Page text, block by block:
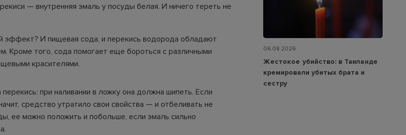
— внутренняя эмаль у посуды белая. И ничего тереть не
эффект? И пищевая сода, и перекись водорода обладают
Кроме того, сода помогает еще бороться с различными
красителями.
при наливании в ложку она должна шипеть. Если
средство утратило свои свойства — и отбеливать не
ее можно положить и побольше, если эмаль сильно
06.08.2026
Жестокое убийство: в Таиланде
кремировали убитых брата и
сестру